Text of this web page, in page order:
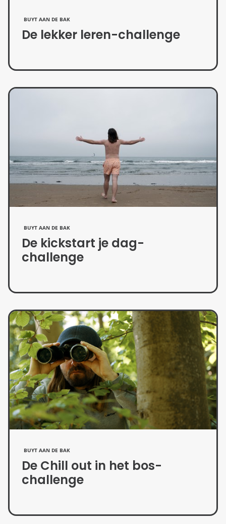
BUYT AAN DE BAK
De lekker leren-challenge
BUYT AAN DE BAK
De kickstart je dag-
challenge
BUYT AAN DE BAK
De Chill out in het bos-
challenge